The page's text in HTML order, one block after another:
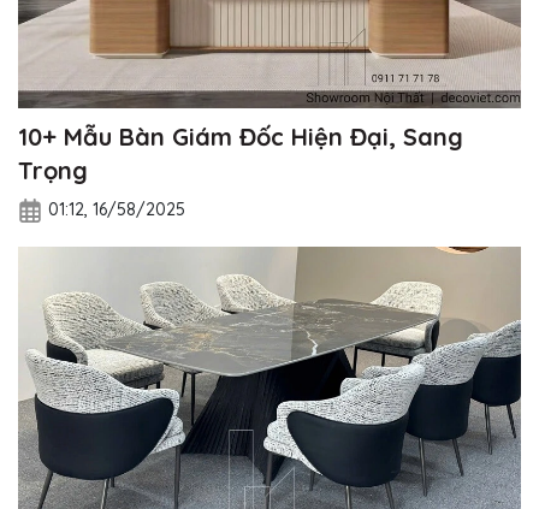
10+ Mẫu Bàn Giám Đốc Hiện Đại, Sang
Trọng
01:12, 16/58/2025